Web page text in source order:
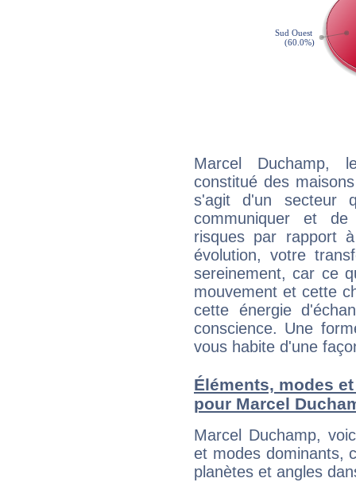
Marcel Duchamp,
constitué des
s'agit d'un secteur
communiquer et
risques par rapport
évolution, votre
sereinement, car ce
mouvement et cette
cette énergie
conscience. Une
vous habite d'une
Éléments, modes
pour Marcel
Marcel Duchamp,
et modes dominants,
planètes et angles